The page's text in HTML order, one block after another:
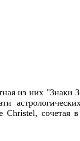
из них "Знаки
Christel, сочетая